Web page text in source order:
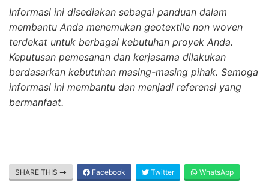
Informasi ini disediakan sebagai panduan dalam
membantu Anda menemukan geotextile non woven
terdekat untuk berbagai kebutuhan proyek Anda.
Keputusan pemesanan dan kerjasama dilakukan
berdasarkan kebutuhan masing-masing pihak. Semoga
informasi ini membantu dan menjadi referensi yang
bermanfaat.
SHARE THIS Facebook Twitter WhatsApp